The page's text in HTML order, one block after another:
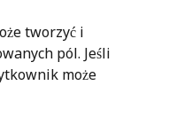
tworzyć i
pól. Jeśli
może